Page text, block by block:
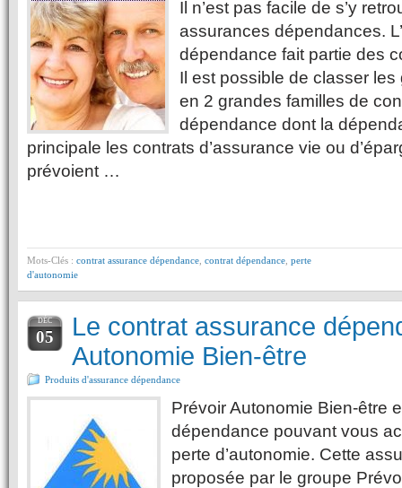
Il n’est pas facile de s’y
assurances dépendances.
dépendance fait partie des
Il est possible de classer
en 2 grandes familles de
dépendance dont la
principale les contrats d’assurance vie ou
prévoient …
Mots-Clés : contrat assurance dépendance contrat dépendance perte
d'autonomie
DÉC
05
Le contrat assurance
Autonomie Bien-être
Produits d'assurance dépendance
Prévoir Autonomie Bien-être
dépendance pouvant vous
perte d’autonomie. Cette
proposée par le groupe